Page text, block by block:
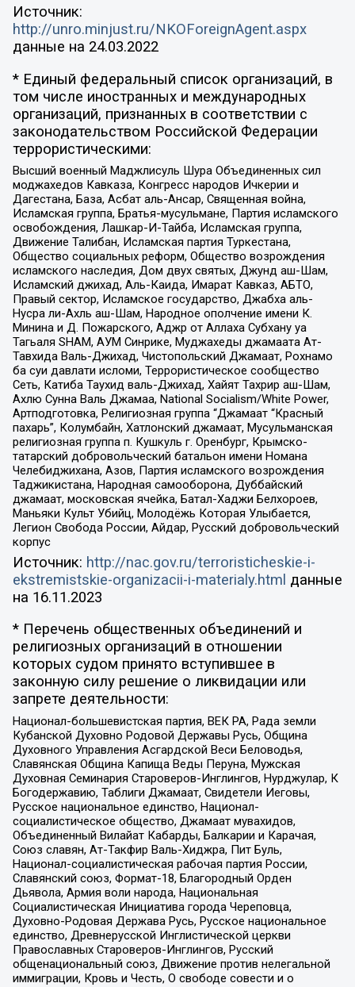
Источник:
http://unro.minjust.ru/NKOForeignAgent.aspx
данные на 24.03.2022
* Единый федеральный список организаций, в
том числе иностранных и международных
организаций, признанных в соответствии с
законодательством Российской Федерации
террористическими:
Высший военный Маджлисуль Шура Объединенных сил
моджахедов Кавказа, Конгресс народов Ичкерии и
Дагестана, База, Асбат аль-Ансар, Священная война,
Исламская группа, Братья-мусульмане, Партия исламского
освобождения, Лашкар-И-Тайба, Исламская группа,
Движение Талибан, Исламская партия Туркестана,
Общество социальных реформ, Общество возрождения
исламского наследия, Дом двух святых, Джунд аш-Шам,
Исламский джихад, Аль-Каида, Имарат Кавказ, АБТО,
Правый сектор, Исламское государство, Джабха аль-
Нусра ли-Ахль аш-Шам, Народное ополчение имени К.
Минина и Д. Пожарского, Аджр от Аллаха Субхану уа
Тагьаля SHAM, АУМ Синрике, Муджахеды джамаата Ат-
Тавхида Валь-Джихад, Чистопольский Джамаат, Рохнамо
ба суи давлати исломи, Террористическое сообщество
Сеть, Катиба Таухид валь-Джихад, Хайят Тахрир аш-Шам,
Ахлю Сунна Валь Джамаа, National Socialism/White Power,
Артподготовка, Религиозная группа “Джамаат “Красный
пахарь”, Колумбайн, Хатлонский джамаат, Мусульманская
религиозная группа п. Кушкуль г. Оренбург, Крымско-
татарский добровольческий батальон имени Номана
Челебиджихана, Азов, Партия исламского возрождения
Таджикистана, Народная самооборона, Дуббайский
джамаат, московская ячейка, Батал-Хаджи Белхороев,
Маньяки Культ Убийц, Молодёжь Которая Улыбается,
Легион Свобода России, Айдар, Русский добровольческий
корпус
Источник: http://nac.gov.ru/terroristicheskie-i-
ekstremistskie-organizacii-i-materialy.html данные
на 16.11.2023
* Перечень общественных объединений и
религиозных организаций в отношении
которых судом принято вступившее в
законную силу решение о ликвидации или
запрете деятельности:
Национал-большевистская партия, ВЕК РА, Рада земли
Кубанской Духовно Родовой Державы Русь, Община
Духовного Управления Асгардской Веси Беловодья,
Славянская Община Капища Веды Перуна, Мужская
Духовная Семинария Староверов-Инглингов, Нурджулар, К
Богодержавию, Таблиги Джамаат, Свидетели Иеговы,
Русское национальное единство, Национал-
социалистическое общество, Джамаат мувахидов,
Объединенный Вилайат Кабарды, Балкарии и Карачая,
Союз славян, Ат-Такфир Валь-Хиджра, Пит Буль,
Национал-социалистическая рабочая партия России,
Славянский союз, Формат-18, Благородный Орден
Дьявола, Армия воли народа, Национальная
Социалистическая Инициатива города Череповца,
Духовно-Родовая Держава Русь, Русское национальное
единство, Древнерусской Инглистической церкви
Православных Староверов-Инглингов, Русский
общенациональный союз, Движение против нелегальной
иммиграции, Кровь и Честь, О свободе совести и о